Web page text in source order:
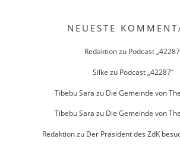
NEUESTE
Redaktionzu Podcast
Silke zu Podcast „42287“
Tibebu Sara zu Die Gemeinde von
Tibebu Sara zu Die Gemeinde von
Redaktionzu Der Präsident des ZdK